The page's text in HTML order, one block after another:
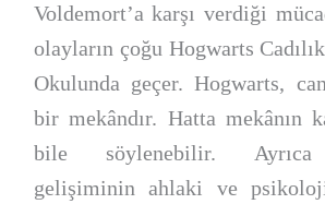
Voldemort’a karşı verdiği
olayların çoğu Hogwarts
Okulunda geçer. Hogwarts,
bir mekândır. Hatta mekânın
bile söylenebilir. Ayrıca
gelişiminin ahlaki ve